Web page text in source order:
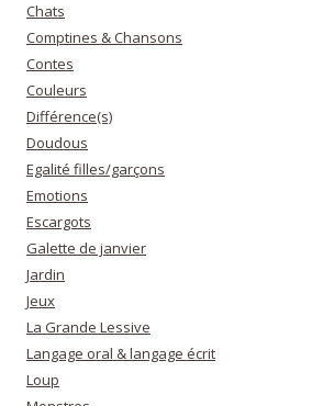
Chats
Comptines & Chansons
Contes
Couleurs
Différence(s)
Doudous
Egalité filles/garçons
Emotions
Escargots
Galette de janvier
Jardin
Jeux
La Grande Lessive
Langage oral & langage écrit
Loup